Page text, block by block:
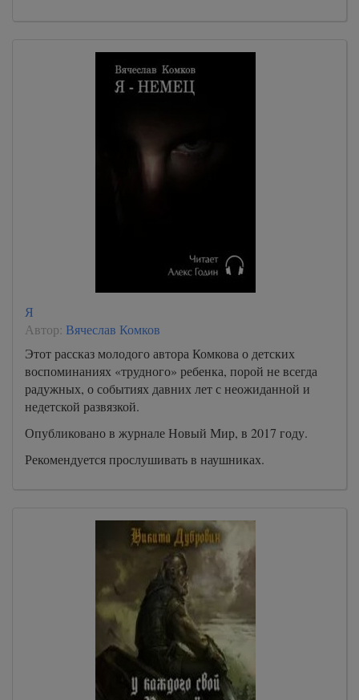
Я
Автор: Вячеслав Комков
Этот рассказ молодого автора Комкова о детских
воспоминаниях «трудного» ребенка, порой не всегда
радужных, о событиях давних лет с неожиданной и
недетской развязкой.
Опубликовано в журнале Новый Мир, в 2017 году.
Рекомендуется прослушивать в наушниках.